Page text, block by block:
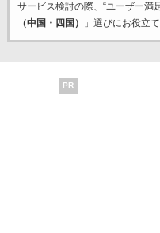
サービス検討の際、“ユーザー満
（中国・四国）
」選びにお役立
PR